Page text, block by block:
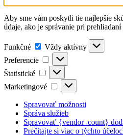
Aby sme vám poskytli tie najlepšie
údaje, ako je správanie pri
Funkčné Funkčné
Vždy aktívny
Preferencie
Preferencie
Štatistické Štatistické
Marketingové Marketingové
Spravovať možnosti
Správa služieb
Spravovať {vendor_count}
Prečítajte si viac o týchto